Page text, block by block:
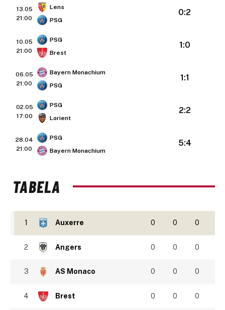
13.05
21:00
Lens
PSG
0:2
10.05
21:00
PSG
Brest
1:0
06.05
21:00
Bayern Monachium
PSG
1:1
02.05
17:00
PSG
Lorient
2:2
28.04
21:00
PSG
Bayern Monachium
5:4
TABELA
1 Auxerre 0 0 0
2 Angers 0 0 0
3 AS Monaco 0 0 0
4 Brest 0 0 0